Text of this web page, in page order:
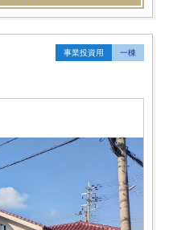
事業投資用 一棟